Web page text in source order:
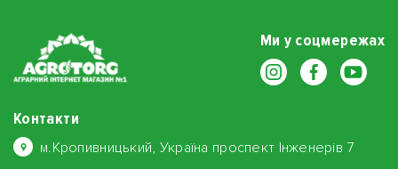
Ми у соцмережах
Контакти
м.Кропивницький, Україна проспект Інженерів 7